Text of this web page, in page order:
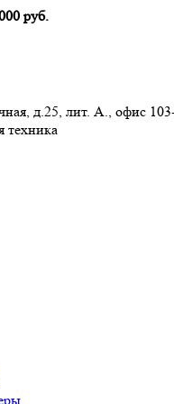
руб.
д.25, лит. А., офис
техника